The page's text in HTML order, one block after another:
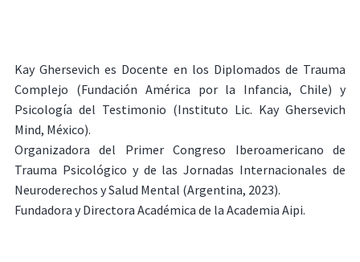
Kay Ghersevich es Docente en los Diplomados de Trauma
Complejo (Fundación América por la Infancia, Chile) y
Psicología del Testimonio (Instituto Lic. Kay Ghersevich
Mind, México).
Organizadora del Primer Congreso Iberoamericano de
Trauma Psicológico y de las Jornadas Internacionales de
Neuroderechos y Salud Mental (Argentina, 2023).
Fundadora y Directora Académica de la Academia Aipi.